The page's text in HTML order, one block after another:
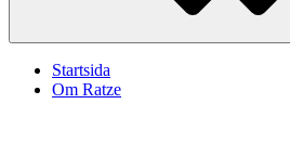
Startsida
Om Ratze